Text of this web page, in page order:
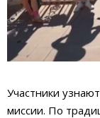
Участники
миссии. По